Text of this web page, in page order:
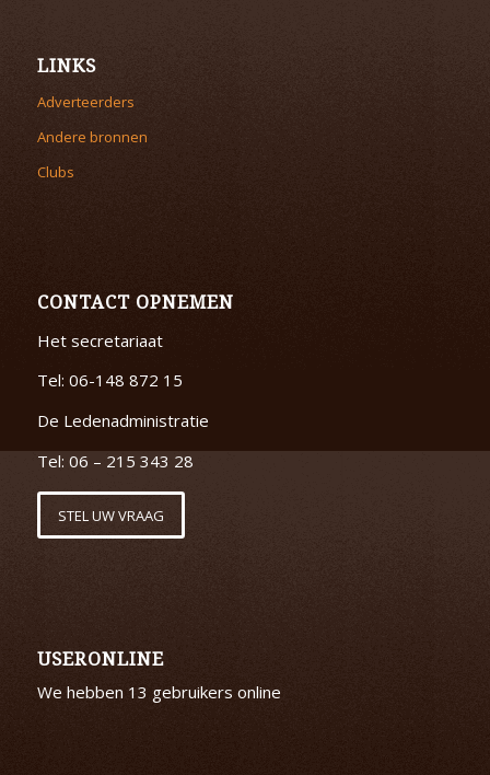
LINKS
Adverteerders
Andere bronnen
Clubs
CONTACT OPNEMEN
Het secretariaat
Tel: 06-148 872 15
De Ledenadministratie
Tel: 06 – 215 343 28
STEL UW VRAAG
USERONLINE
We hebben 13 gebruikers online